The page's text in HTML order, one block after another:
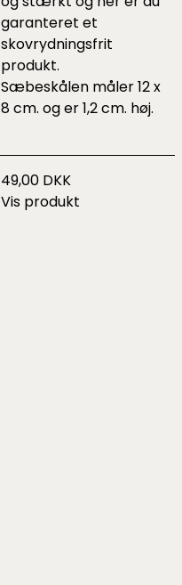
garanteret et
skovrydningsfrit
produkt.
Sæbeskålen måler 12 x
8 cm. og er 1,2 cm. høj.
49,00 DKK
Vis produkt